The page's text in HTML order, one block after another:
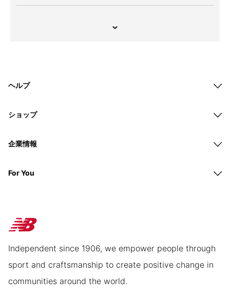
ヘルプ
ショップ
企業情報
For You
Independent since 1906, we empower people through
sport and craftsmanship to create positive change in
communities around the world.